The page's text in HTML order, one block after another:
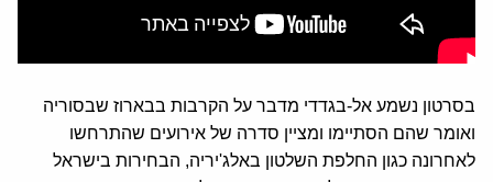
בסרטון נשמע אל-בגדדי מדבר על הקרבות בבארוז שבסוריה
ואומר שהם הסתיימו ומציין סדרה של אירועים שהתרחשו
לאחרונה כגון החלפת השלטון באלג'יריה, הבחירות בישראל